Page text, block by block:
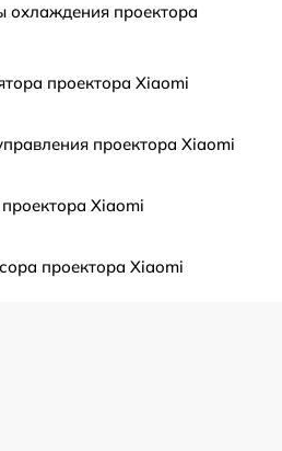
охлаждения проектора
проектора Xiaomi
проектора Xiaomi
Xiaomi
проектора Xiaomi